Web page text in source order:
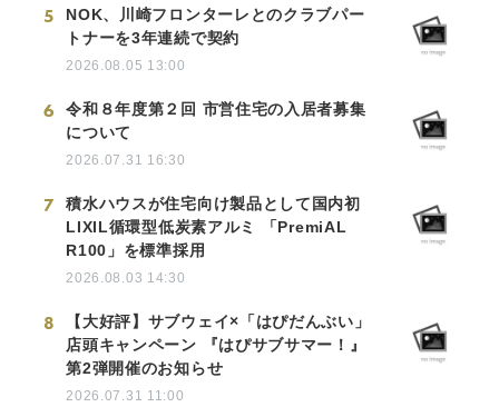
5
NOK、川崎フロンターレとのクラブパー
トナーを3年連続で契約
2026.08.05 13:00
6
令和８年度第２回 市営住宅の入居者募集
について
2026.07.31 16:30
7
積水ハウスが住宅向け製品として国内初
LIXIL循環型低炭素アルミ 「PremiAL
R100」を標準採用
2026.08.03 14:30
8
【大好評】サブウェイ×「はぴだんぶい」
店頭キャンペーン 『はぴサブサマー！』
第2弾開催のお知らせ
2026.07.31 11:00